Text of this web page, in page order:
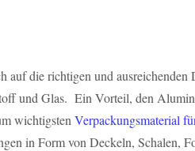
die richtigen und
und Glas. Ein Vorteil, den
wichtigsten Verpackungsmaterial
in Form von Deckeln, Schalen,